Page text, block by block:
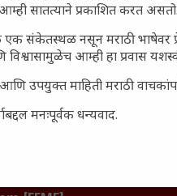
शेतकऱ्यांसमोरील नवीन
संधी
संपूर्ण भारतातील शेतकऱ्यांना
मीडियावर चर्चांना उधाण
सातत्याने प्रकाशित करत असतो.
संकेतस्थळ नसून मराठी भाषेवर
आम्ही हा प्रवास
आणि उपयुक्त माहिती मराठी
मनःपूर्वक धन्यवाद.